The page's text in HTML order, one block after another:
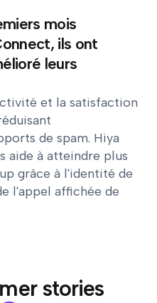
mois
ils ont
leurs
et la satisfaction
de spam. Hiya
aide à atteindre plus
grâce à l'identité de
l'appel affichée de
stories